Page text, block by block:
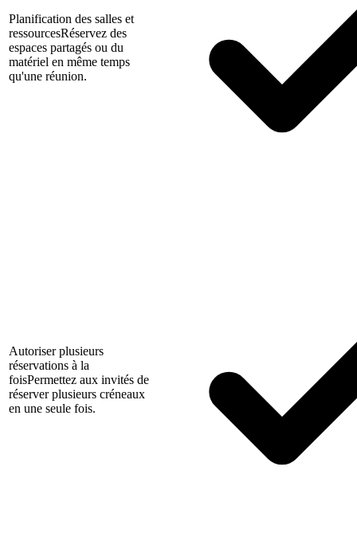
Planification des salles et
ressourcesRéservez des
espaces partagés ou du
matériel en même temps
qu'une réunion.
Autoriser plusieurs
réservations à la
foisPermettez aux invités de
réserver plusieurs créneaux
en une seule fois.